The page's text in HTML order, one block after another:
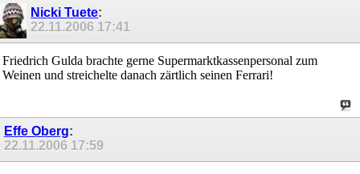
Nicki Tuete:
22.11.2006 17:41
Friedrich Gulda brachte gerne Supermarktkassenpersonal zum
Weinen und streichelte danach zärtlich seinen Ferrari!
Effe Oberg:
22.11.2006 17:59